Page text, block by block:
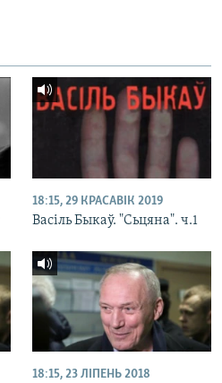
18:15, 29 КРАСАВІК 2019
Васіль Быкаў. "Сьцяна". ч.1
18:15, 23 ЛІПЕНЬ 2018